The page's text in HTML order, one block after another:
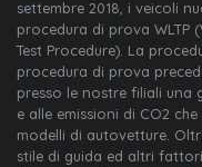
settembre 2018, i veicoli
procedura di prova WLTP
Test Procedure). La
procedura di prova
presso le nostre filiali una
e alle emissioni di CO2
modelli di autovetture.
stile di guida ed altri